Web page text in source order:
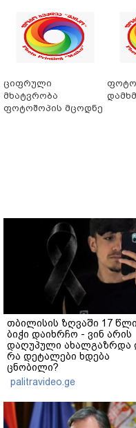
ციფრული
მხატვრობა
ფოტოშოპის მცოდნე
ფოტო
თბილისის ზღვაში 17
ბიჭი დაიხრჩო - ვინ არის
დაღუპული ახალგაზრდა
რა დეტალები ხდება
ცნობილი?
palitravideo.ge